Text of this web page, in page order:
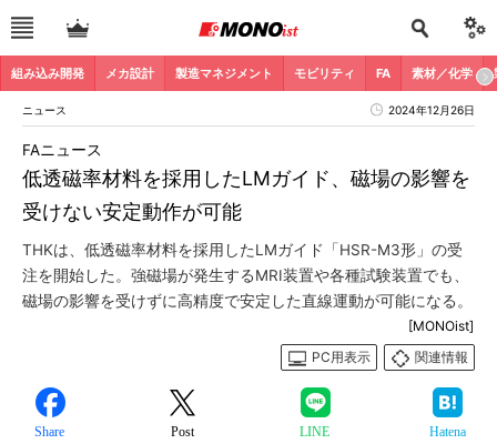
組み込み開発 メカ設計 製造マネジメント モビリティ FA 素材／化学
ニュース 2024年12月26日
低透磁率材料を採用したLMガイド、磁場の影響を
受けない安定動作が可能
FAニュース
THKは、低透磁率材料を採用したLMガイド「HSR-M3形」の受
注を開始した。強磁場が発生するMRI装置や各種試験装置でも、
磁場の影響を受けずに高精度で安定した直線運動が可能になる。
[MONOist]
PC用表示
関連情報
Share Post LINE Hatena